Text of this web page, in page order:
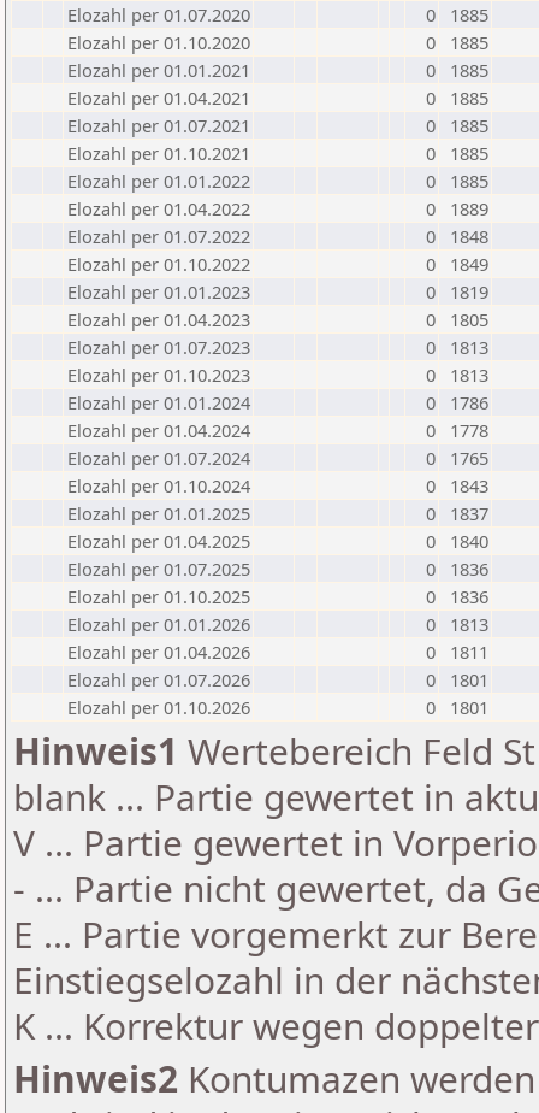
Elozahl per 01.07.2020
0
1885
Elozahl per 01.10.2020
0
1885
Elozahl per 01.01.2021
0
1885
Elozahl per 01.04.2021
0
1885
Elozahl per 01.07.2021
0
1885
Elozahl per 01.10.2021
0
1885
Elozahl per 01.01.2022
0
1885
Elozahl per 01.04.2022
0
1889
Elozahl per 01.07.2022
0
1848
Elozahl per 01.10.2022
0
1849
Elozahl per 01.01.2023
0
1819
Elozahl per 01.04.2023
0
1805
Elozahl per 01.07.2023
0
1813
Elozahl per 01.10.2023
0
1813
Elozahl per 01.01.2024
0
1786
Elozahl per 01.04.2024
0
1778
Elozahl per 01.07.2024
0
1765
Elozahl per 01.10.2024
0
1843
Elozahl per 01.01.2025
0
1837
Elozahl per 01.04.2025
0
1840
Elozahl per 01.07.2025
0
1836
Elozahl per 01.10.2025
0
1836
Elozahl per 01.01.2026
0
1813
Elozahl per 01.04.2026
0
1811
Elozahl per 01.07.2026
0
1801
Elozahl per 01.10.2026
0 1801
Hinweis1 Wertebereich Feld
blank ... Partie gewertet in
V ... Partie gewertet in
- ... Partie nicht gewertet, da
E ... Partie vorgemerkt zur
Einstiegselozahl in der
K ... Korrektur wegen
Hinweis2 Kontumazen